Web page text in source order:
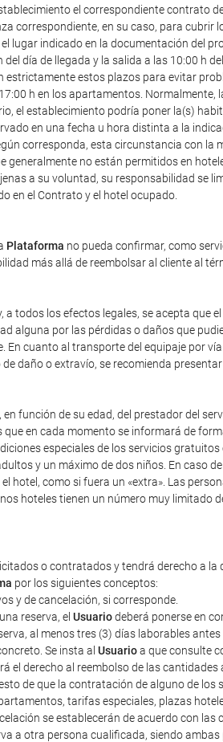
el correspondiente contrato
correspondiente, en su caso, para cubrir
lugar indicado en la documentación del
día de llegada y la salida a las 10:00 h
estos plazos para evitar
h en los apartamentos.
el establecimiento podría poner la(s)
en una fecha u hora distinta a la
corresponda, esta circunstancia con la
generalmente no están permitidos en
a su voluntad, su responsabilidad se
en el Contrato y el hotel ocupado.
Plataforma no pueda confirmar, como
más allá de reembolsar al cliente al
todos los efectos legales, se acepta que el
alguna por las pérdidas o daños que
En cuanto al transporte del equipaje por
daño o extravío, se recomienda
función de su edad, del prestador del
en cada momento se informará de
especiales de los servicios
y un máximo de dos niños. En caso
hotel, como si fuera un «extra». Las
hoteles tienen un número muy limitado
o contratados y tendrá derecho a
por los siguientes conceptos:
y de cancelación, si corresponde.
reserva, el Usuariodeberá ponerse en
al menos tres (3) días laborables
Se insta al Usuarioa que consulte
el derecho al reembolso de las
de que la contratación de alguno de
tarifas especiales, plazas
se establecerán de acuerdo con
a otra persona cualificada, siendo